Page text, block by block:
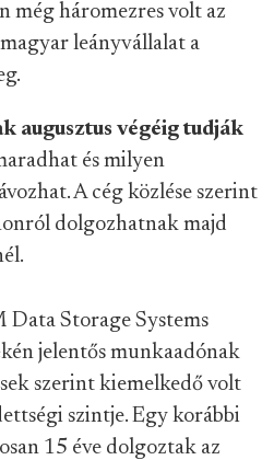
még háromezres volt az
leányvállalat a
augusztus végéig tudják
és milyen
A cég közlése szerint
dolgozhatnak majd
Data Storage Systems
jelentős munkaadónak
szerint kiemelkedő volt
szintje. Egy korábbi
15 éve dolgoztak az